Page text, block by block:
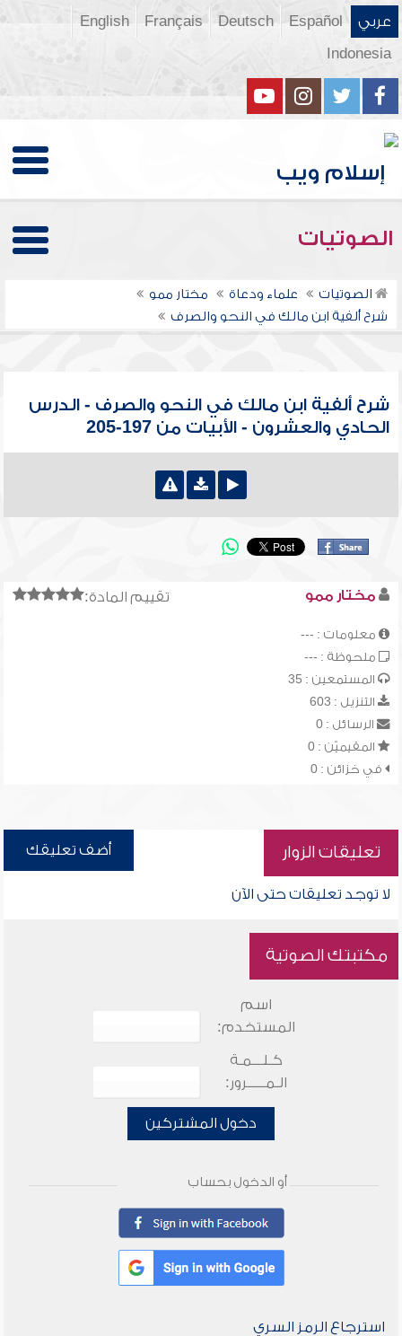
عربي Español
Deutsch
Français
English
Indonesia
الصوتيات
الصوتيات علماء ودعاة
مختار ممو
شرح ألفية ابن مالك في النحو والصرف
شرح ألفية ابن مالك في النحو والصرف - الدرس
الحادي والعشرون - الأبيات من 197-205
تقييم المادة: مختار ممو
معلومات : ---
ملحوظة : ---
المستمعين : 35
التنزيل : 603
الرسائل : 0
المقيميّن : 0
في خزائن : 0
تعليقات الزوار أضف تعليقك
لا توجد تعليقات حتى الآن
مكتبتك الصوتية
اسم
المستخدم:
كـلـــمـة
الـمـــــرور:
دخول المشتركين
أو الدخول بحساب
استرجاع الرمز السري